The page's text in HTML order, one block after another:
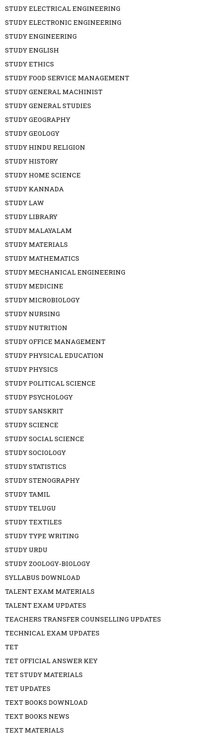
STUDY ELECTRICAL ENGINEERING
STUDY ELECTRONIC ENGINEERING
STUDY ENGINEERING
STUDY ENGLISH
STUDY ETHICS
STUDY FOOD SERVICE MANAGEMENT
STUDY GENERAL MACHINIST
STUDY GENERAL STUDIES
STUDY GEOGRAPHY
STUDY GEOLOGY
STUDY HINDU RELIGION
STUDY HISTORY
STUDY HOME SCIENCE
STUDY KANNADA
STUDY LAW
STUDY LIBRARY
STUDY MALAYALAM
STUDY MATERIALS
STUDY MATHEMATICS
STUDY MECHANICAL ENGINEERING
STUDY MEDICINE
STUDY MICROBIOLOGY
STUDY NURSING
STUDY NUTRITION
STUDY OFFICE MANAGEMENT
STUDY PHYSICAL EDUCATION
STUDY PHYSICS
STUDY POLITICAL SCIENCE
STUDY PSYCHOLOGY
STUDY SANSKRIT
STUDY SCIENCE
STUDY SOCIAL SCIENCE
STUDY SOCIOLOGY
STUDY STATISTICS
STUDY STENOGRAPHY
STUDY TAMIL
STUDY TELUGU
STUDY TEXTILES
STUDY TYPE WRITING
STUDY URDU
STUDY ZOOLOGY-BIOLOGY
SYLLABUS DOWNLOAD
TALENT EXAM MATERIALS
TALENT EXAM UPDATES
TEACHERS TRANSFER COUNSELLING UPDATES
TECHNICAL EXAM UPDATES
TET
TET OFFICIAL ANSWER KEY
TET STUDY MATERIALS
TET UPDATES
TEXT BOOKS DOWNLOAD
TEXT BOOKS NEWS
TEXT MATERIALS